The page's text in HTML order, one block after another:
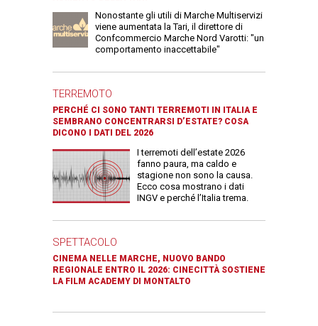
Nonostante gli utili di Marche Multiservizi
viene aumentata la Tari, il direttore di
Confcommercio Marche Nord Varotti: "un
comportamento inaccettabile"
TERREMOTO
PERCHÉ CI SONO TANTI TERREMOTI IN ITALIA E
SEMBRANO CONCENTRARSI D’ESTATE? COSA
DICONO I DATI DEL 2026
I terremoti dell’estate 2026
fanno paura, ma caldo e
stagione non sono la causa.
Ecco cosa mostrano i dati
INGV e perché l’Italia trema.
SPETTACOLO
CINEMA NELLE MARCHE, NUOVO BANDO
REGIONALE ENTRO IL 2026: CINECITTÀ SOSTIENE
LA FILM ACADEMY DI MONTALTO